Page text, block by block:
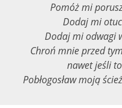
Pomóż mi
Dodaj mi
Dodaj mi odwagi
Chroń mnie przed
nawet jeśli
Pobłogosław moją